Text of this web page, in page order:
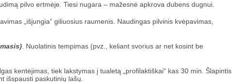
pilvo ertmėje. Tiesi nugara – mažesnė apkrova dubens dugnui.
„išjungia“ giliuosius raumenis. Naudingas pilvinis kvėpavimas,
. Nuolatinis tempimas (pvz., keliant svorius ar net kosint be
kentėjimas, tiek lakstymas į tualetą „profilaktiškai“ kas 30 min. Šlapintis
išspausti paskutinių lašų.